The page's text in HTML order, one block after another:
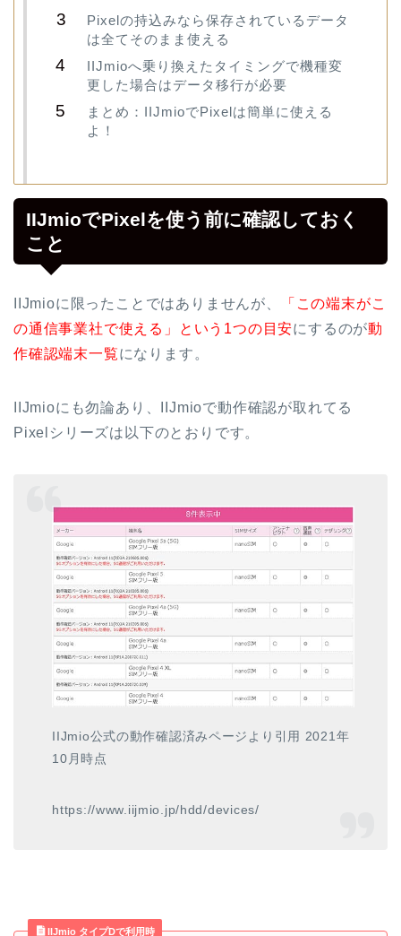
Pixelの持込みなら保存されているデータ
は全てそのまま使える
IIJmioへ乗り換えたタイミングで機種変
更した場合はデータ移行が必要
まとめ：IIJmioでPixelは簡単に使える
よ！
IIJmioでPixelを使う前に確認しておく
こと
IIJmioに限ったことではありませんが、
「この端末がこ
の通信事業社で使える」という1つの目安にするのが動
作確認端末一覧になります。
IIJmioにも勿論あり、IIJmioで動作確認が取れてる
Pixelシリーズは以下のとおりです。
IIJmio公式の動作確認済みページより引用 2021年
10月時点
https://www.iijmio.jp/hdd/devices/
IIJmio タイプDで利用時